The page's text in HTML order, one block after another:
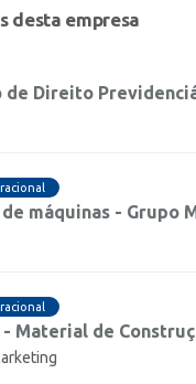
desta empresa
de Direito
máquinas - Grupo
Material de